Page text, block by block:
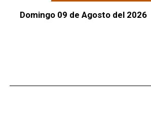
Domingo 09 de Agosto del 2026